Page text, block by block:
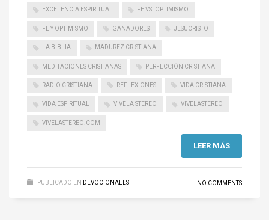
EXCELENCIA ESPIRITUAL FE VS. OPTIMISMO
FE Y OPTIMISMO GANADORES JESUCRISTO
LA BIBLIA MADUREZ CRISTIANA
MEDITACIONES CRISTIANAS PERFECCIÓN CRISTIANA
RADIO CRISTIANA REFLEXIONES VIDA CRISTIANA
VIDA ESPIRITUAL VIVELA STEREO VIVELASTEREO
VIVELASTEREO.COM
LEER MÁS
PUBLICADO EN DEVOCIONALES NO COMMENTS